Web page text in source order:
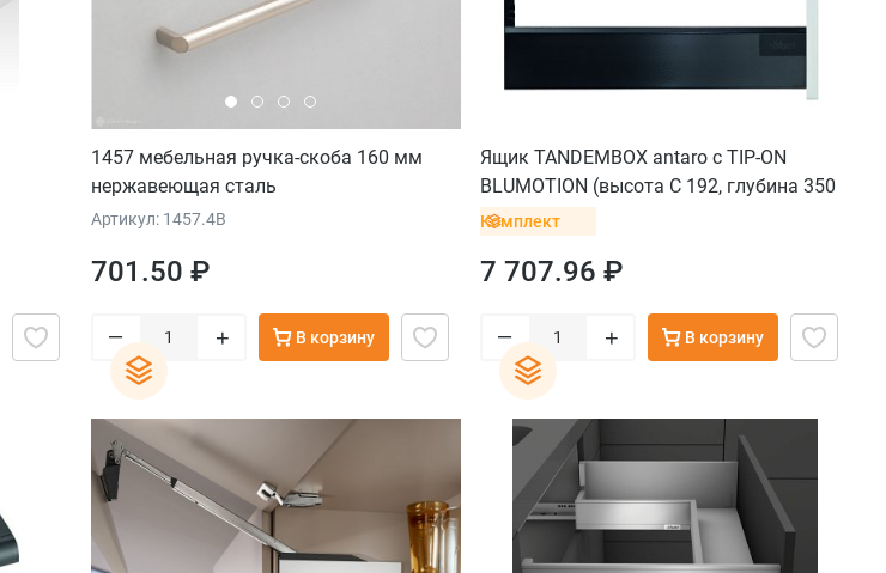
1457 мебельная ручка-скоба 160 мм
нержавеющая сталь
Артикул: 1457.4B
701.50 ₽
– + В корзину
Ящик TANDEMBOX antaro с TIP-ON
BLUMOTION (высота С 192, глубина 350
мм, вес ящика до 20 кг), крепление под
Комплект
7 707.96 ₽
– + В корзину